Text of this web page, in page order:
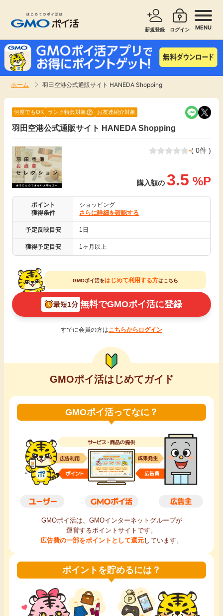
新規登録 ログイン MENU
ホーム 羽田空港公式通販サイト HANEDA Shopping
新着
高還元
無料
即日還元
アンケート
ゲーム
お友達紹介
毎日ゲット
特集一覧
GMOポイ活の使い方
サービスで探す ショッピングで探す
無料サービス
エンタメ
クレジットカード
暮らし
学び
進学・教育
月額有料サービス
何度でもOK ランク特典対象 お友達紹介対象
羽田空港公式通販サイト HANEDA Shopping
-( 0件 )
購入額の 3.5 %P
ポイント
獲得条件
ショッピング
さらに詳細を確認する
予定反映目安 1日
獲得予定目安 1ヶ月以上
GMOポイ活をはじめて利用する方はこちら
最短1分 無料でGMOポイ活に登録
すでに会員の方はこちらからログイン
GMOポイ活はじめてガイド
GMOポイ活ってなに？
GMOポイ活は、GMOインターネットグループが
運営するポイントサイトです。
広告費の一部をポイントとして還元しています。
ポイントを貯めるには？